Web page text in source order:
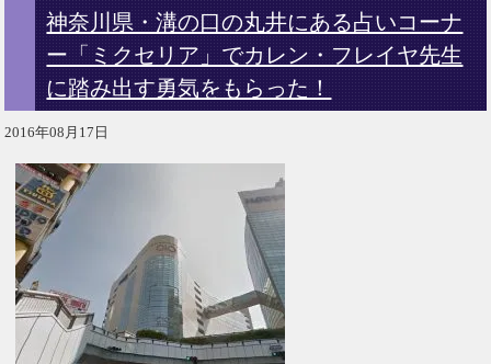
神奈川県・溝の口の丸井にある占いコーナ
ー「ミクセリア」でカレン・フレイヤ先生
に踏み出す勇気をもらった！
2016年08月17日